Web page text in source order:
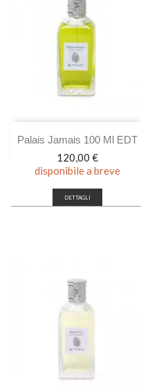
Palais Jamais 100 Ml EDT
Prezzo
120,00 €
disponibile a breve
DETTAGLI